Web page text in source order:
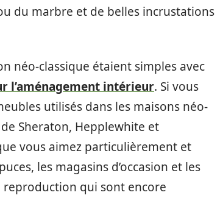
du marbre et de belles incrustations
néo-classique étaient simples avec
l’aménagement intérieur. Si vous
utilisés dans les maisons néo-
Sheraton, Hepplewhite et
vous aimez particulièrement et
les magasins d’occasion et les
qui sont encore